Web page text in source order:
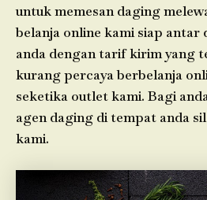
untuk memesan daging
belanja online kami siap antar
anda dengan tarif kirim yang
kurang percaya berbelanja
seketika outlet kami. Bagi
agen daging di tempat anda
kami.